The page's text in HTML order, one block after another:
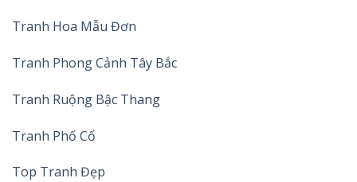
Tranh Hoa Mẫu Đơn
Tranh Phong Cảnh Tây Bắc
Tranh Ruộng Bậc Thang
Tranh Phố Cổ
Top Tranh Đẹp